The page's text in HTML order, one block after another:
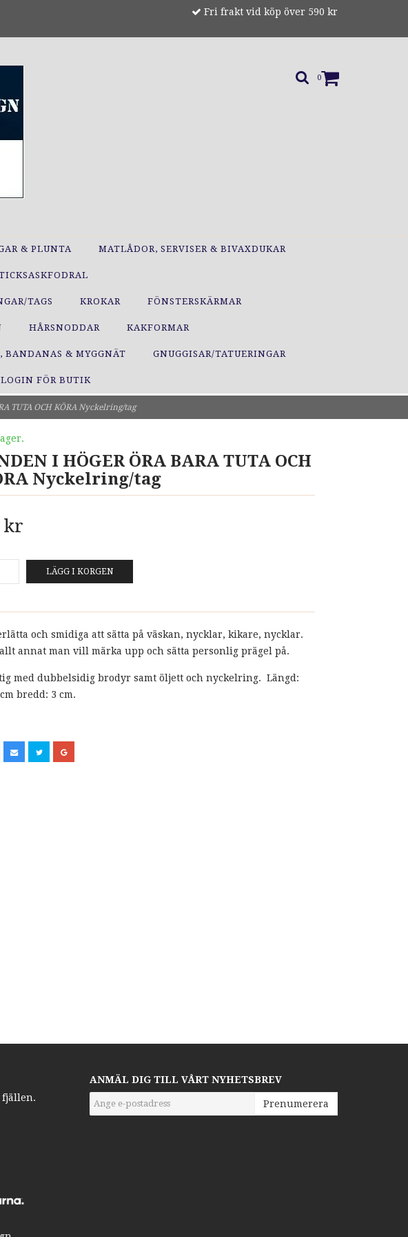
Fri frakt vid köp över 590 kr
0
& PLUNTA MATLÅDOR, SERVISER & BIVAXDUKAR
TAGS KROKAR FÖNSTERSKÄRMAR
HÅRSNODDAR KAKFORMAR
BANDANAS & MYGGNÄT GNUGGISAR/TATUERINGAR
LOGIN FÖR BUTIK
TUTA OCH KÖRA Nyckelring/tag
I HÖGER ÖRA BARA TUTA OCH
Nyckelring/tag
kr
LÄGG I KORGEN
och smidiga att sätta på väskan, nycklar, kikare, nycklar.
annat man vill märka upp och sätta personlig prägel på.
med dubbelsidig brodyr samt öljett och nyckelring. Längd:
bredd: 3 cm.
fjällen.
ANMÄL DIG TILL VÅRT NYHETSBREV
Prenumerera